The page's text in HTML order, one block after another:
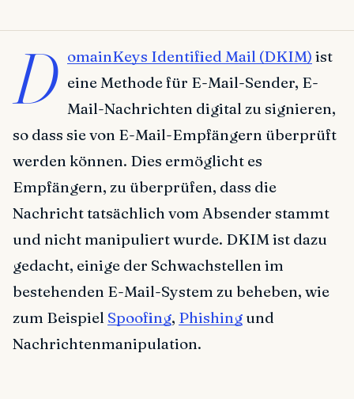
D omainKeys Identified Mail (DKIM) ist
eine Methode für E-Mail-Sender, E-
Mail-Nachrichten digital zu signieren,
so dass sie von E-Mail-Empfängern überprüft
werden können. Dies ermöglicht es
Empfängern, zu überprüfen, dass die
Nachricht tatsächlich vom Absender stammt
und nicht manipuliert wurde. DKIM ist dazu
gedacht, einige der Schwachstellen im
bestehenden E-Mail-System zu beheben, wie
zum Beispiel Spoofing, Phishing und
Nachrichtenmanipulation.